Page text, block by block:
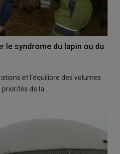
le syndrome du lapin ou du
et l'équilibre des volumes
de la…